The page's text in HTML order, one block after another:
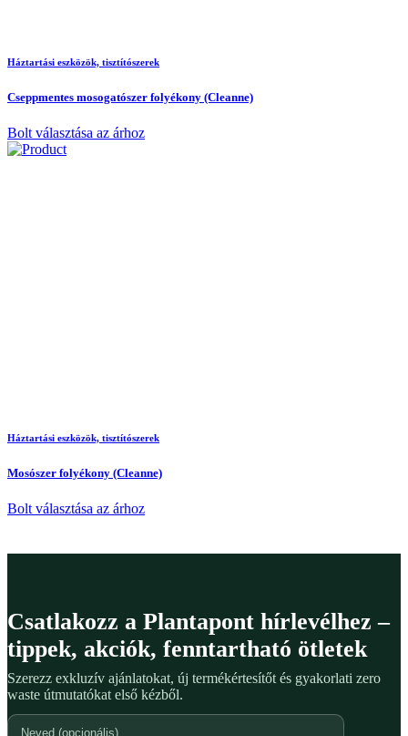
Háztartási eszközök, tisztítószerek
Cseppmentes mosogatószer folyékony (Cleanne)
Bolt választása az árhoz
Háztartási eszközök, tisztítószerek
Mosószer folyékony (Cleanne)
Bolt választása az árhoz
Csatlakozz a Plantapont hírlevélhez –
tippek, akciók, fenntartható ötletek
Szerezz exkluzív ajánlatokat, új termékértesítőt és gyakorlati zero
waste útmutatókat első kézből.